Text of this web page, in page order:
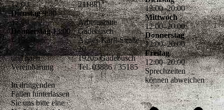
12:00
Dienstag9:30 –
12:00
Donnerstag13:00
– 15:30
und nach
Vereinbarung
In dringenden
Fällen hinterlassen
Sie uns bitte eine
211881
Arbeitsstätte
Gadebusch
Agnes-Karll-Straße
20
19205 Gadebusch
Tel. 03886 / 35185
12:00–20:00
Mittwoch
12:00–20:00
Donnerstag
12:00–20:00
Freitag
12:00–20:00
Sprechzeiten
können abweichen